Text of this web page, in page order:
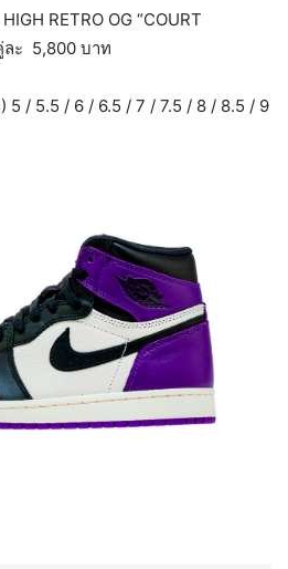
RETRO OG “COURT
ละ 5,800 บาท
5 / 5.5 / 6 / 6.5 / 7 / 7.5 / 8 / 8.5 / 9